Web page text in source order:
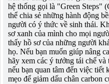
hệ thống gọi là "Green Steps"
thể chia sẻ những hành động
người có ý thức về sinh thái.
sơ xanh của mình cho mọi
thấy hồ sơ của những người
họ. Nếu bạn muốn giúp nâng
hãy xem các ý tưởng tái chế
nếu bạn quan tâm đến việc tiết
mẹo để giảm dấu chân carbon